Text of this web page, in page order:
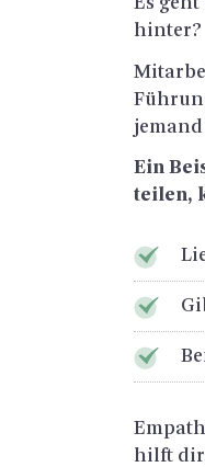
hin­ter?
Ein
tei­len,
hilft